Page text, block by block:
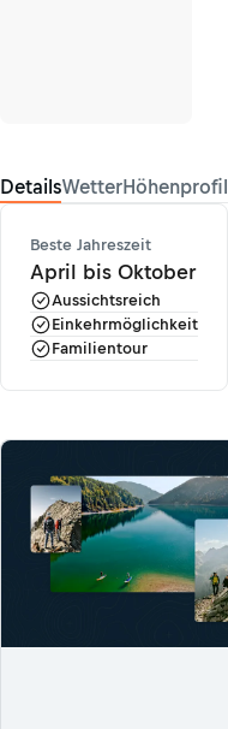
DetailsWetterHöhenprofil
Beste Jahreszeit
April bis Oktober
Aussichtsreich
Einkehrmöglichkeit
Familientour